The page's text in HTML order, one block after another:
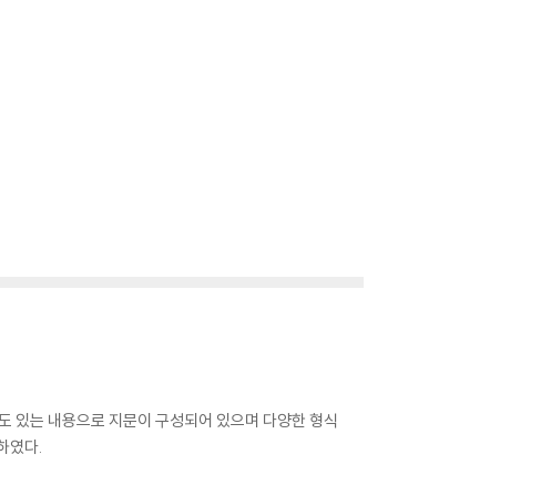
는 내용으로 지문이 구성되어 있으며 다양한 형식
였다.